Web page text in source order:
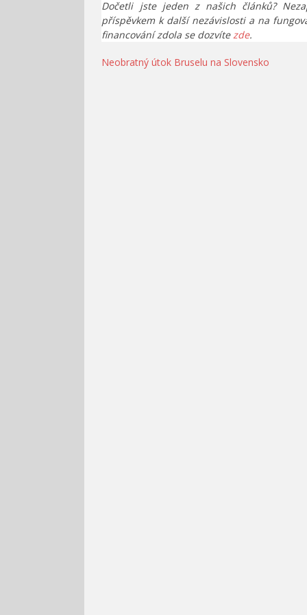
Dočetli jste jeden z našich článků?
příspěvkem k další nezávislosti a na
financování zdola se dozvítezde.
Navigace
Neobratný útok Bruselu na Slovensko